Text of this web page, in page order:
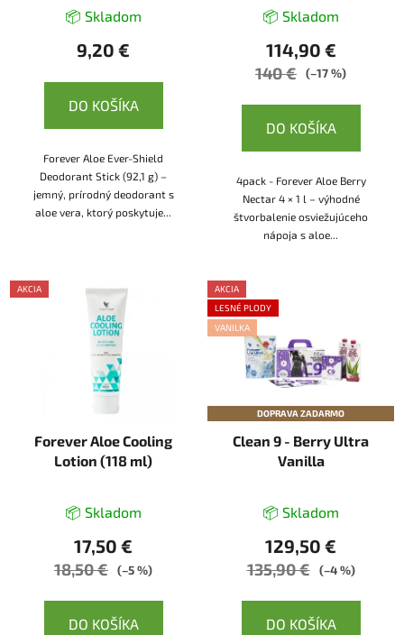
📦 Skladom
9,20 €
DO KOŠÍKA
Forever Aloe Ever-Shield
Deodorant Stick (92,1 g) –
jemný, prírodný deodorant s
aloe vera, ktorý poskytuje...
📦 Skladom
114,90 €
140 € (–17 %)
DO KOŠÍKA
4pack - Forever Aloe Berry
Nectar 4 × 1 l – výhodné
štvorbalenie osviežujúceho
nápoja s aloe...
AKCIA
Forever Aloe Cooling
Lotion (118 ml)
📦 Skladom
17,50 €
18,50 € (–5 %)
DO KOŠÍKA
AKCIA
LESNÉ PLODY
VANILKA
DOPRAVA ZADARMO
Clean 9 - Berry Ultra
Vanilla
📦 Skladom
129,50 €
135,90 € (–4 %)
DO KOŠÍKA